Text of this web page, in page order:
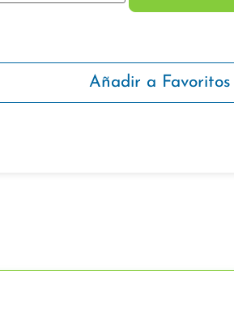
Añadir a Favoritos